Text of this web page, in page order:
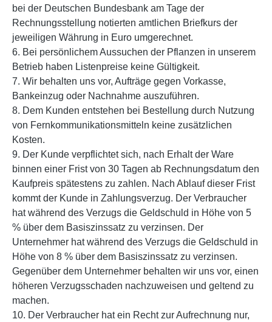
bei der Deutschen Bundesbank am Tage der
Rechnungsstellung notierten amtlichen Briefkurs der
jeweiligen Währung in Euro umgerechnet.
6. Bei persönlichem Aussuchen der Pflanzen in unserem
Betrieb haben Listenpreise keine Gültigkeit.
7. Wir behalten uns vor, Aufträge gegen Vorkasse,
Bankeinzug oder Nachnahme auszuführen.
8. Dem Kunden entstehen bei Bestellung durch Nutzung
von Fernkommunikationsmitteln keine zusätzlichen
Kosten.
9. Der Kunde verpflichtet sich, nach Erhalt der Ware
binnen einer Frist von 30 Tagen ab Rechnungsdatum den
Kaufpreis spätestens zu zahlen. Nach Ablauf dieser Frist
kommt der Kunde in Zahlungsverzug. Der Verbraucher
hat während des Verzugs die Geldschuld in Höhe von 5
% über dem Basiszinssatz zu verzinsen. Der
Unternehmer hat während des Verzugs die Geldschuld in
Höhe von 8 % über dem Basiszinssatz zu verzinsen.
Gegenüber dem Unternehmer behalten wir uns vor, einen
höheren Verzugsschaden nachzuweisen und geltend zu
machen.
10. Der Verbraucher hat ein Recht zur Aufrechnung nur,